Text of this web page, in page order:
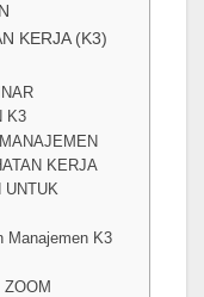
KERJA (K3)
K3
KERJA
UNTUK
Manajemen K3